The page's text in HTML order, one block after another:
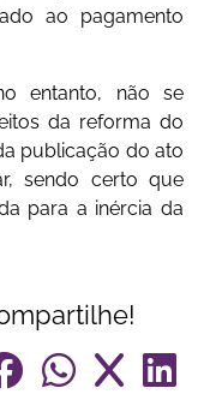
ao pagamento
entanto, não se
da reforma do
publicação do ato
sendo certo que
para a inércia da